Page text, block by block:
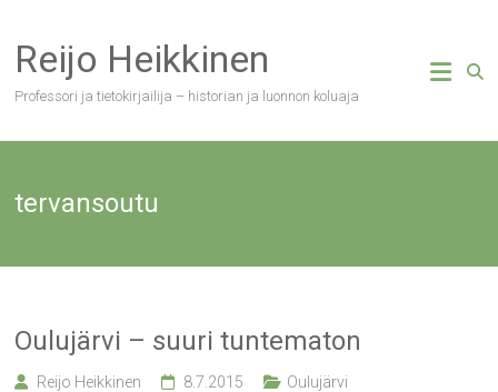
content
Reijo Heikkinen
Professori ja tietokirjailija – historian ja luonnon koluaja
tervansoutu
Oulujärvi – suuri tuntematon
Reijo Heikkinen 8.7.2015 Oulujärvi